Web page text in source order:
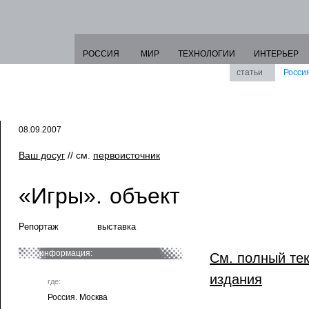
РОССИЯ МИР ТЕХНОЛОГИИ
ИНТЕРЬЕР
статьи
08.09.2007
Ваш досуг // см. первоисточник
«Игры». объект
Репортаж выставка
информация:
где:
Россия. Москва
См. полный
издания